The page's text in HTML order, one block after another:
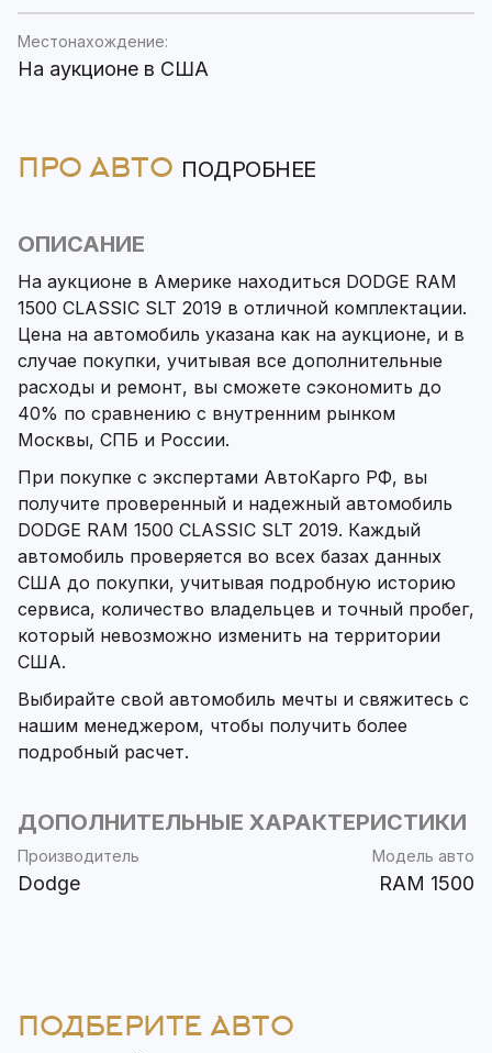
Местонахождение:
На аукционе в США
ПРО АВТО ПОДРОБНЕЕ
ОПИСАНИЕ
На аукционе в Америке находиться DODGE RAM
1500 CLASSIC SLT 2019 в отличной комплектации.
Цена на автомобиль указана как на аукционе, и в
случае покупки, учитывая все дополнительные
расходы и ремонт, вы сможете сэкономить до
40% по сравнению с внутренним рынком
Москвы, СПБ и России.
При покупке с экспертами АвтоКарго РФ, вы
получите проверенный и надежный автомобиль
DODGE RAM 1500 CLASSIC SLT 2019. Каждый
автомобиль проверяется во всех базах данных
США до покупки, учитывая подробную историю
сервиса, количество владельцев и точный пробег,
который невозможно изменить на территории
США.
Выбирайте свой автомобиль мечты и свяжитесь с
нашим менеджером, чтобы получить более
подробный расчет.
ДОПОЛНИТЕЛЬНЫЕ ХАРАКТЕРИСТИКИ
Производитель
Dodge
Модель авто
RAM 1500
ПОДБЕРИТЕ АВТО